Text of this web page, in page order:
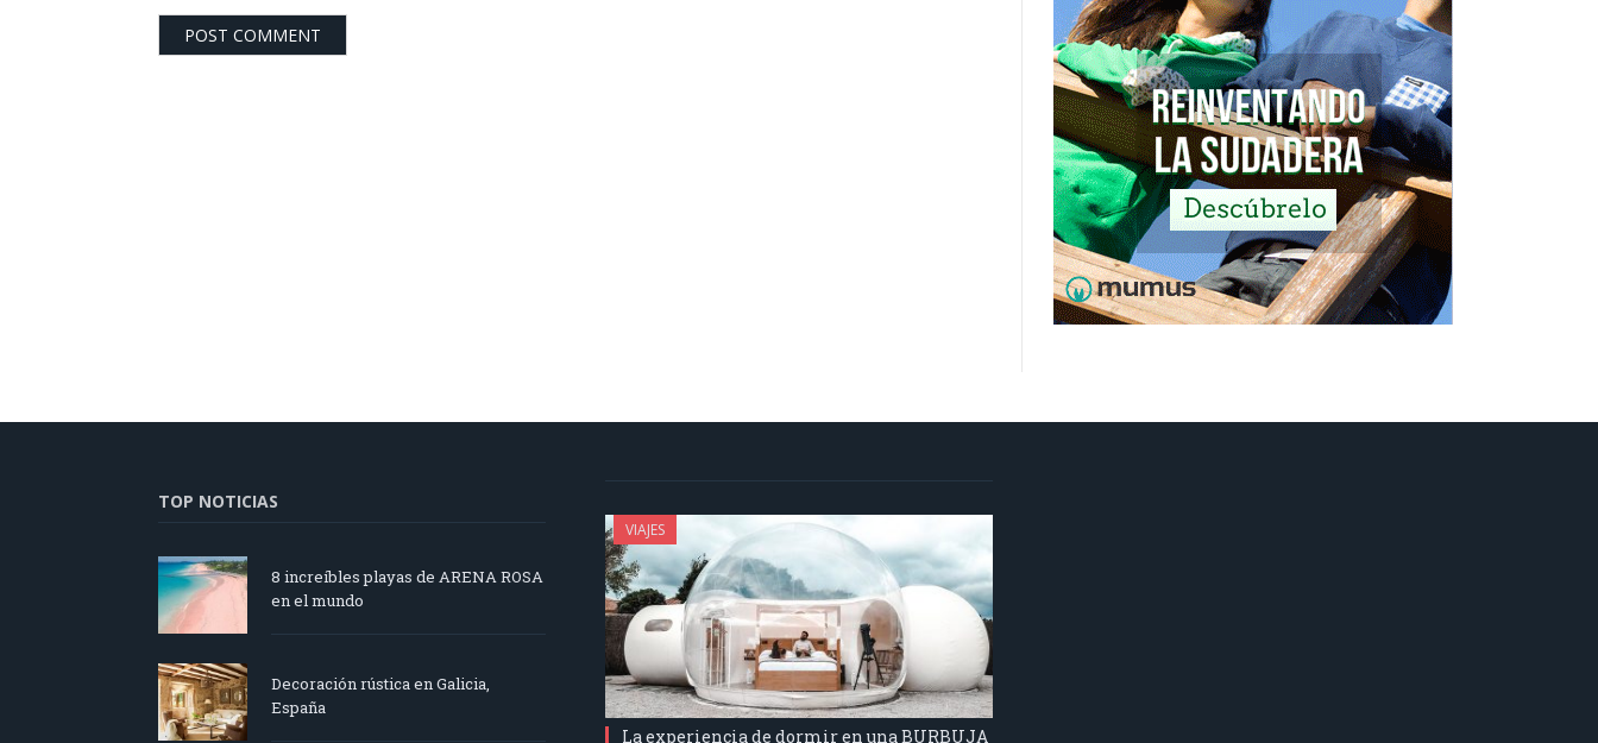
TOP NOTICIAS
8 increíbles playas de ARENA ROSA
en el mundo
Decoración rústica en Galicia,
España
VIAJES
La experiencia de dormir en una BURBUJA